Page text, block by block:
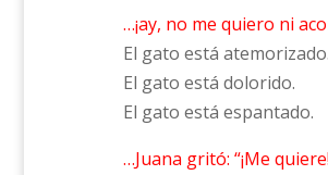
…¡ay, no me quiero ni
El gato está atemorizado.
El gato está dolorido.
El gato está espantado.
…Juana gritó: “¡Me